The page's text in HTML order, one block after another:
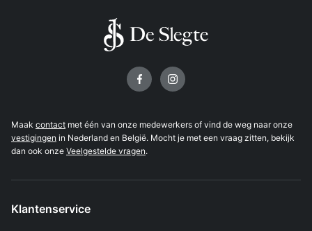
Maak contact met één van onze medewerkers of vind de weg naar onze
vestigingen in Nederland en België. Mocht je met een vraag zitten, bekijk
dan ook onze Veelgestelde vragen.
Klantenservice